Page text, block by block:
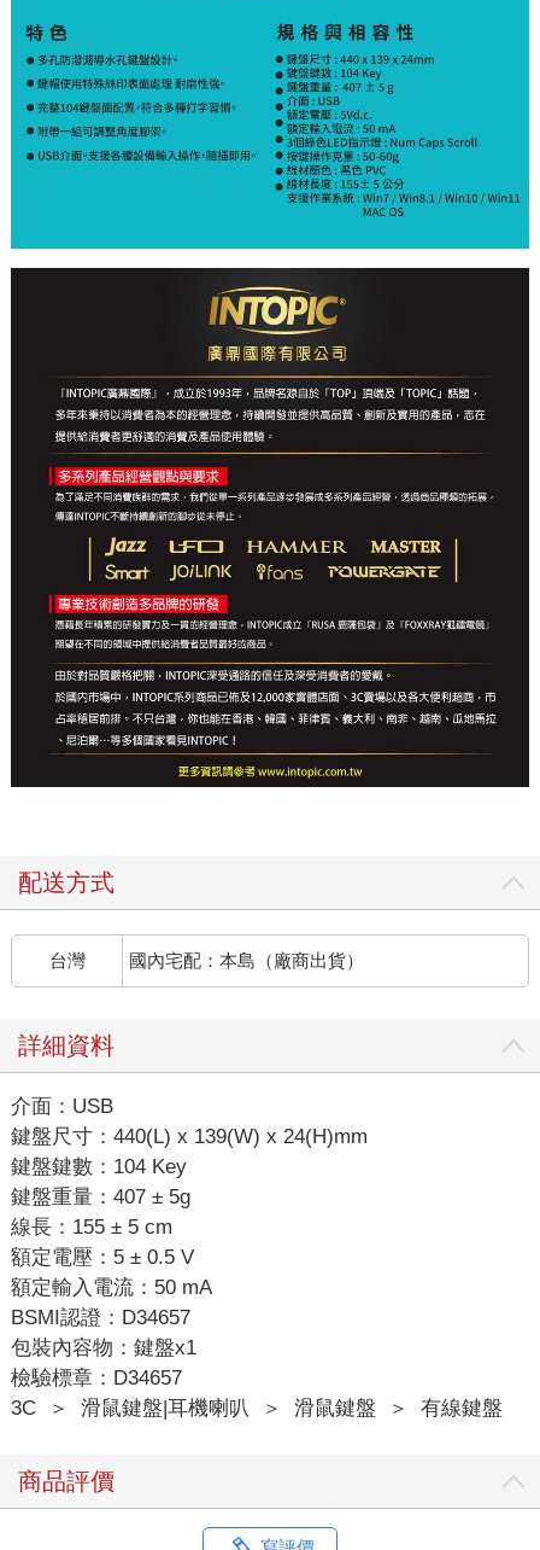
配送方式
台灣 國內宅配：本島（廠商出貨）
詳細資料
介面：USB
鍵盤尺寸：440(L) x 139(W) x 24(H)mm
鍵盤鍵數：104 Key
鍵盤重量：407 ± 5g
線長：155 ± 5 cm
額定電壓：5 ± 0.5 V
額定輸入電流：50 mA
BSMI認證：D34657
包裝內容物：鍵盤x1
檢驗標章：D34657
3C
＞ 滑鼠鍵盤|耳機喇叭 ＞ 滑鼠鍵盤 ＞ 有線鍵盤
商品評價